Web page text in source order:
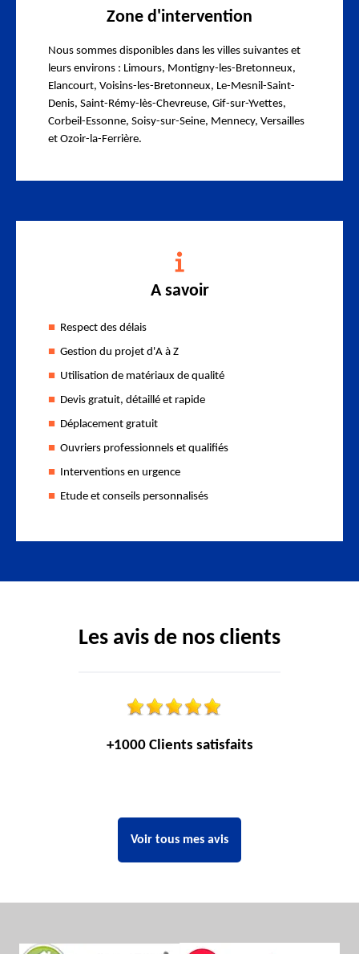
Zone d'intervention
Nous sommes disponibles dans les villes suivantes et
leurs environs : Limours, Montigny-les-Bretonneux,
Elancourt, Voisins-les-Bretonneux, Le-Mesnil-Saint-
Denis, Saint-Rémy-lès-Chevreuse, Gif-sur-Yvettes,
Corbeil-Essonne, Soisy-sur-Seine, Mennecy, Versailles
et Ozoir-la-Ferrière.
A savoir
Respect des délais
Gestion du projet d'A à Z
Utilisation de matériaux de qualité
Devis gratuit, détaillé et rapide
Déplacement gratuit
Ouvriers professionnels et qualifiés
Interventions en urgence
Etude et conseils personnalisés
Les avis de nos clients
+1000 Clients satisfaits
Voir tous mes avis